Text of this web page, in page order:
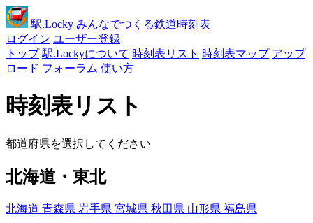
駅.Locky みんなでつくる鉄道時刻表
ログイン ユーザー登録
トップ 駅.Lockyについて 時刻表リスト 時刻表マップ アップ
ロード フォーラム 使い方
時刻表リスト
都道府県を選択してください
北海道・東北
北海道 青森県 岩手県 宮城県 秋田県 山形県 福島県